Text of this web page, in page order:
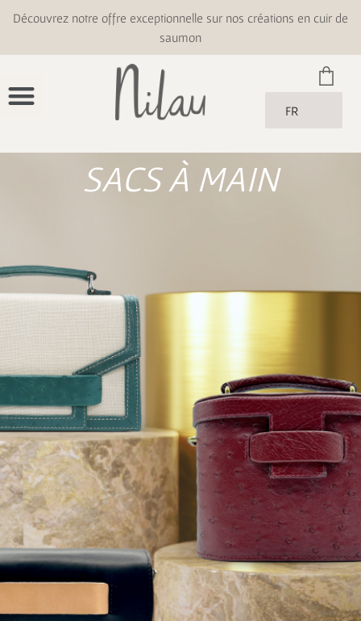
Découvrez notre offre exceptionnelle sur nos créations en cuir de
saumon
FR
SACS À MAIN